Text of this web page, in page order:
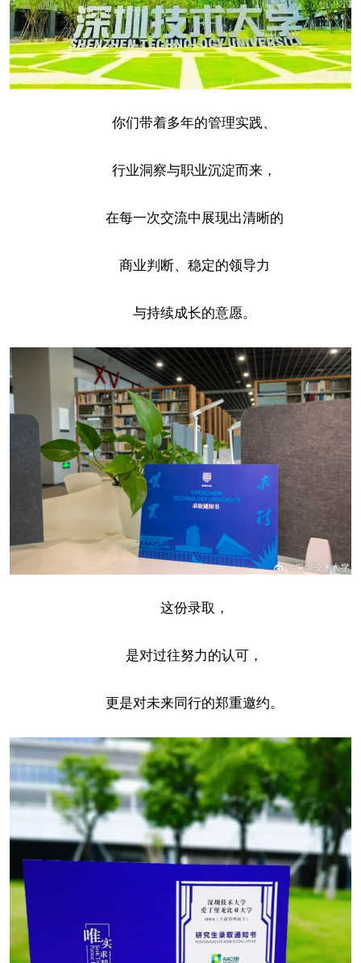
你们带着多年的管理实践、
行业洞察与职业沉淀而来，
在每一次交流中展现出清晰的
商业判断、稳定的领导力
与持续成长的意愿。
这份录取，
是对过往努力的认可，
更是对未来同行的郑重邀约。